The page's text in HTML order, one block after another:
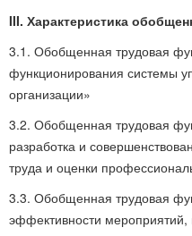
III. Характеристика
3.1. Обобщенная трудовая
функционирования системы
организации»
3.2. Обобщенная трудовая
разработка и
труда и оценки
3.3. Обобщенная трудовая
эффективности